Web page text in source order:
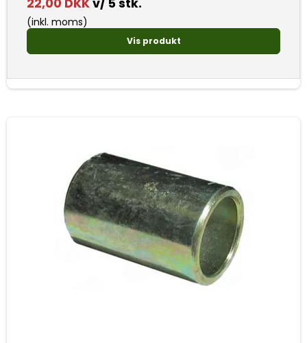
22,00 DKKv/ 5 stk.
(inkl. moms)
Vis produkt